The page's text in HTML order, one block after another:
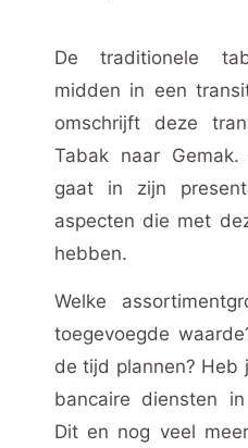
De traditionele
midden in een
omschrijft deze
Tabak naar
gaat in zijn
aspecten die met
hebben.
Welke
toegevoegde
de tijd plannen? Heb
bancaire diensten
Dit en nog veel